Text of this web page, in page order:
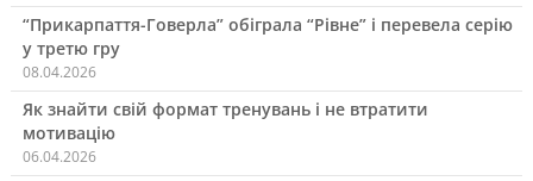
“Прикарпаття-Говерла” обіграла “Рівне” і перевела серію
у третю гру
08.04.2026
Як знайти свій формат тренувань і не втратити
мотивацію
06.04.2026